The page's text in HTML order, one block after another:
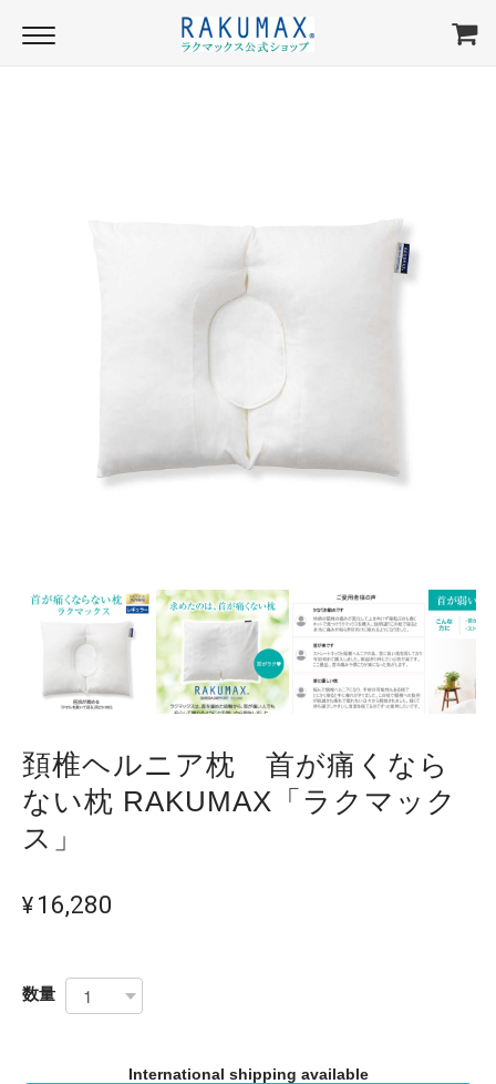
頚椎ヘルニア枕 首が痛くなら
ない枕 RAKUMAX「ラクマック
ス」
¥16,280
数量
International shipping available